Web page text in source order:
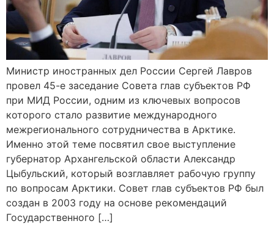
Министр иностранных дел России Сергей Лавров
провел 45-е заседание Совета глав субъектов РФ
при МИД России, одним из ключевых вопросов
которого стало развитие международного
межрегионального сотрудничества в Арктике.
Именно этой теме посвятил свое выступление
губернатор Архангельской области Александр
Цыбульский, который возглавляет рабочую группу
по вопросам Арктики. Совет глав субъектов РФ был
создан в 2003 году на основе рекомендаций
Государственного […]